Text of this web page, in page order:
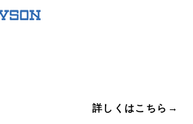
詳しくはこちら→